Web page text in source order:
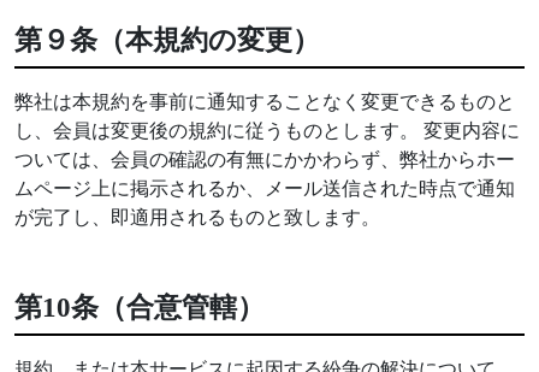
第９条（本規約の変更）
弊社は本規約を事前に通知することなく変更できるものと
し、会員は変更後の規約に従うものとします。 変更内容に
ついては、会員の確認の有無にかかわらず、弊社からホー
ムページ上に掲示されるか、メール送信された時点で通知
が完了し、即適用されるものと致します。
第10条（合意管轄）